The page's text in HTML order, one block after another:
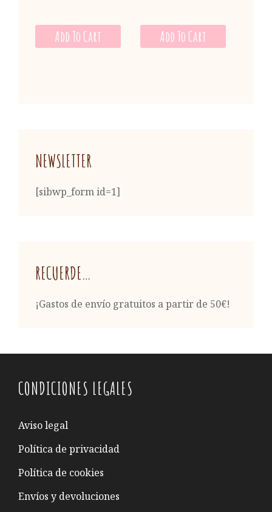
Add To Cart Add To Cart
NEWSLETTER
[sibwp_form id=1]
RECUERDE…
¡Gastos de envío gratuitos a partir de 50€!
CONDICIONES LEGALES
Aviso legal
Política de privacidad
Política de cookies
Envíos y devoluciones